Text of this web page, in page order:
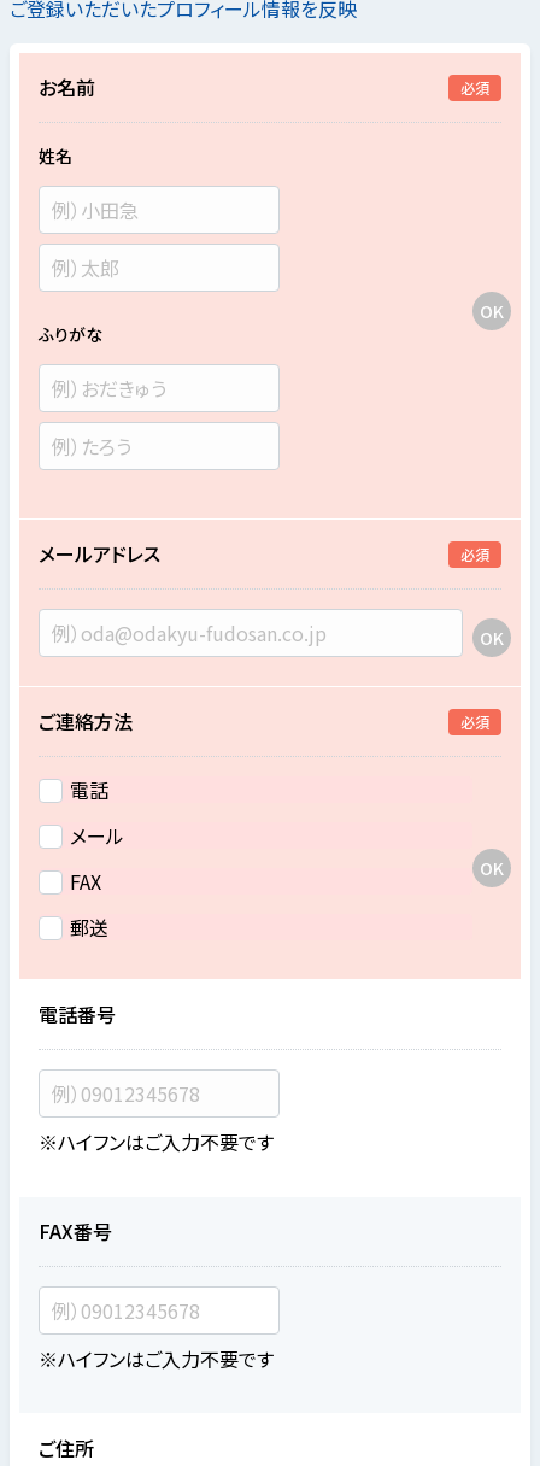
ご登録いただいたプロフィール情報を反映
お名前 必須
姓名
ふりがな
メールアドレス 必須
ご連絡方法 必須
電話
メール
FAX
郵送
電話番号
※ハイフンはご入力不要です
FAX番号
※ハイフンはご入力不要です
ご住所